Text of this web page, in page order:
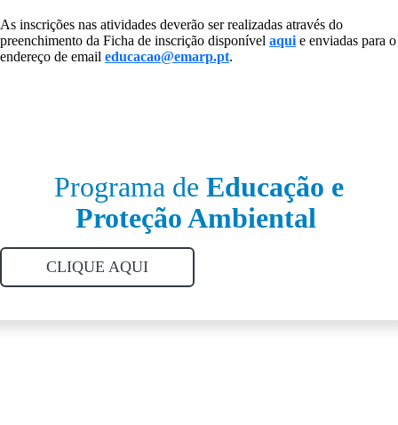
As inscrições nas atividades deverão ser realizadas através do
preenchimento da Ficha de inscrição disponível aqui e enviadas para o
endereço de email educacao@emarp.pt.
Programa de Educação e
Proteção Ambiental
CLIQUE AQUI